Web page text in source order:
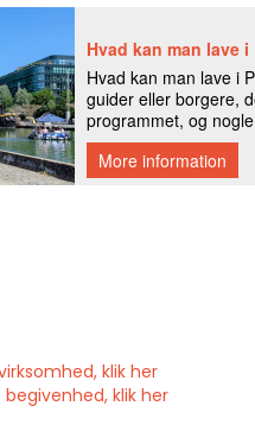
klik her
klik her